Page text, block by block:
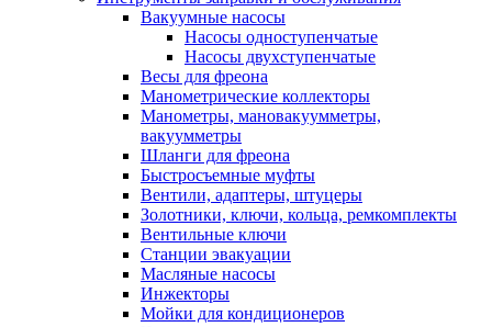
Вакуумные насосы
Насосы одноступенчатые
Насосы двухступенчатые
Весы для фреона
Манометрические коллекторы
Манометры, мановакуумметры,
вакуумметры
Шланги для фреона
Быстросъемные муфты
Вентили, адаптеры, штуцеры
Золотники, ключи, кольца, ремкомплекты
Вентильные ключи
Станции эвакуации
Масляные насосы
Инжекторы
Мойки для кондиционеров